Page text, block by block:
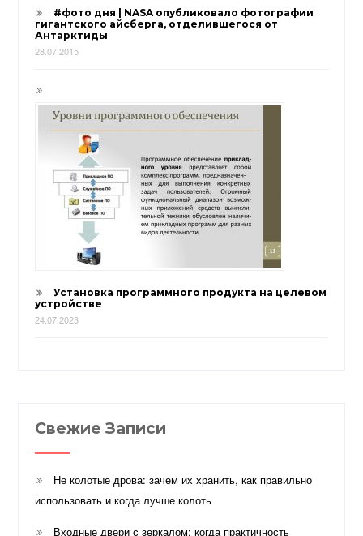
#фото дня | NASA опубликовало фотографии
гигантского айсберга, отделившегося от
Антарктиды
28.07.2015
Установка программного продукта на целевом
устройстве
24.07.2023
Свежие Записи
Не колотые дрова: зачем их хранить, как правильно
использовать и когда лучше колоть
Входные двери с зеркалом: когда практичность